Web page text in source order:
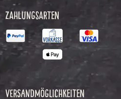
ZAHLUNGSARTEN
VERSANDMÖGLICHKEITEN